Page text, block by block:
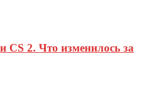
CS 2. Что изменилось за